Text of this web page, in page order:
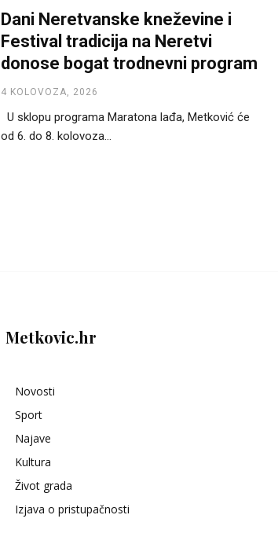
Dani Neretvanske kneževine i
Festival tradicija na Neretvi
donose bogat trodnevni program
4 KOLOVOZA, 2026
U sklopu programa Maratona lađa, Metković će
od 6. do 8. kolovoza...
Metkovic.hr
Novosti
Sport
Najave
Kultura
Život grada
Izjava o pristupačnosti